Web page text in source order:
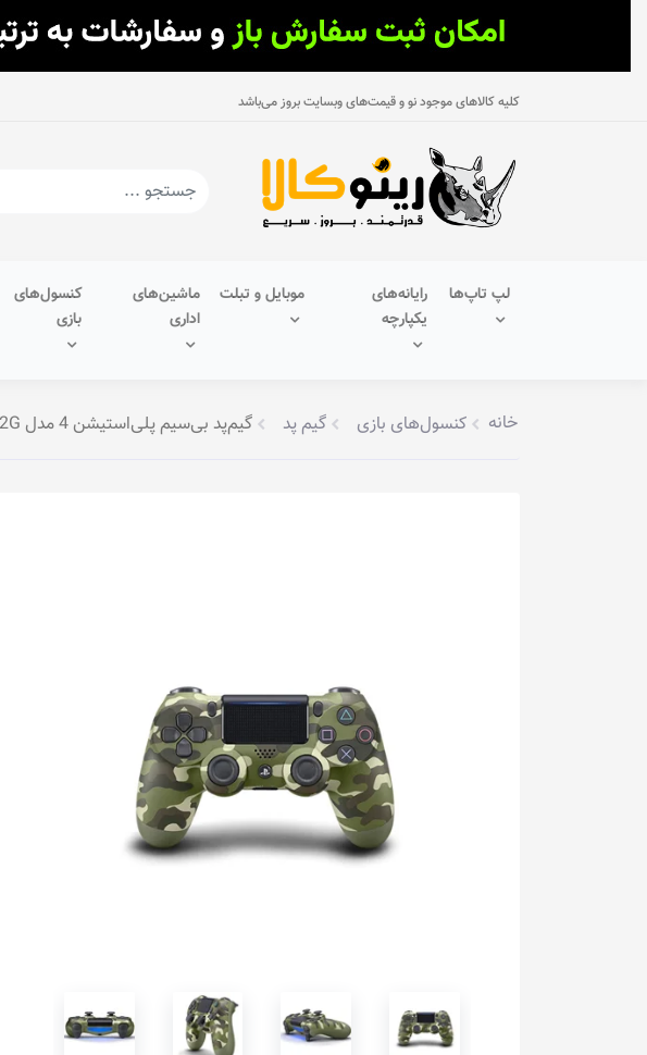
کلیه کالاهای موجود نو و قیمت‌های وبسایت بروز می‌باشد
لپ تاپ‌ها
رایانه‌های
یکپارچه
موبایل و تبلت
ماشین‌های
اداری
کنسول‌های
بازی
خانه کنسول‌های بازی گیم پد گیم‌پد بی‌سیم پلی‌استیشن 4 مدل DUALSHOCK 4 • CUH-ZCT2G — اورجینال